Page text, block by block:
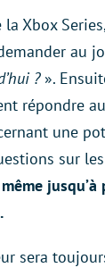
Xbox
au
? ».
répondre
une
sur
jusqu’à
sera